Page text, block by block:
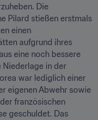
Die
Pilard stießen erstmals
einen
aufgrund ihres
eine noch bessere
Niederlage in der
war lediglich einer
eigenen Abwehr sowie
französischen
geschuldet. Das